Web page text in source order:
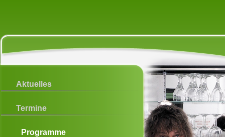
Aktuelles
Termine
Programme